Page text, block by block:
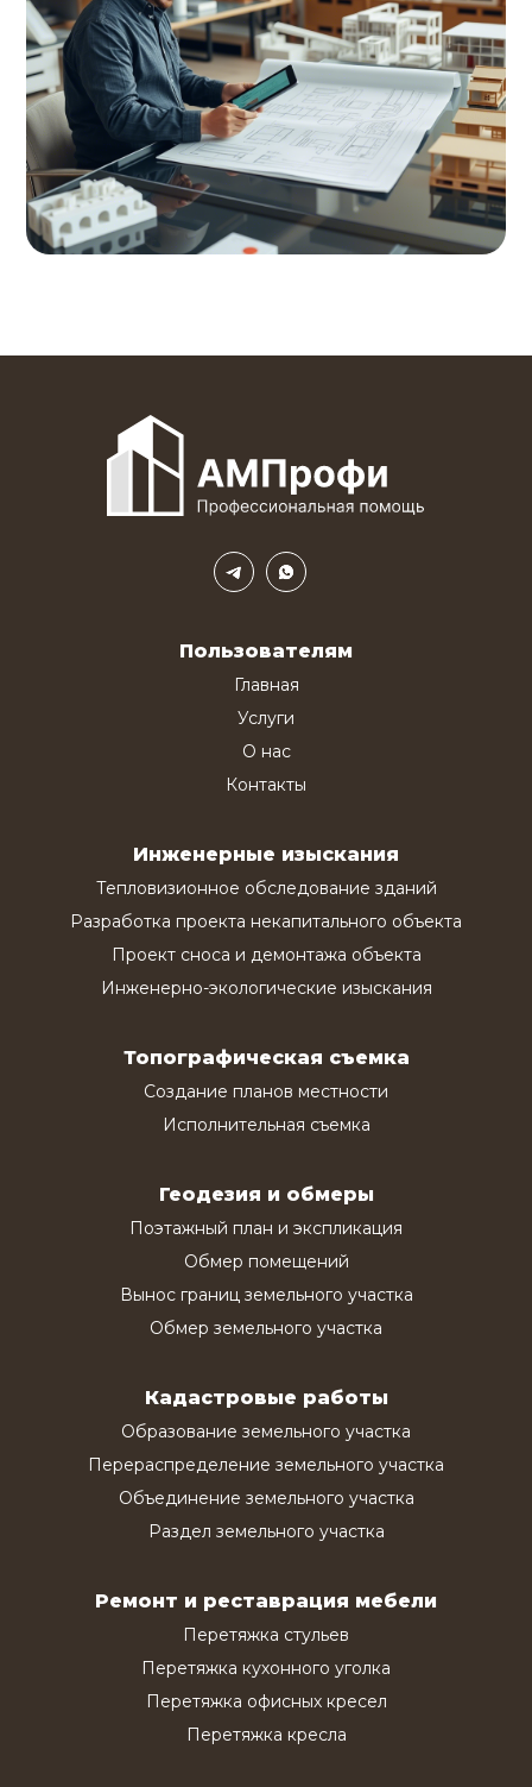
Пользователям
Главная
Услуги
О нас
Контакты
Инженерные изыскания
Тепловизионное обследование зданий
Разработка проекта некапитального объекта
Проект сноса и демонтажа объекта
Инженерно-экологические изыскания
Топографическая съемка
Создание планов местности
Исполнительная съемка
Геодезия и обмеры
Поэтажный план и экспликация
Обмер помещений
Вынос границ земельного участка
Обмер земельного участка
Кадастровые работы
Образование земельного участка
Перераспределение земельного участка
Объединение земельного участка
Раздел земельного участка
Ремонт и реставрация мебели
Перетяжка стульев
Перетяжка кухонного уголка
Перетяжка офисных кресел
Перетяжка кресла